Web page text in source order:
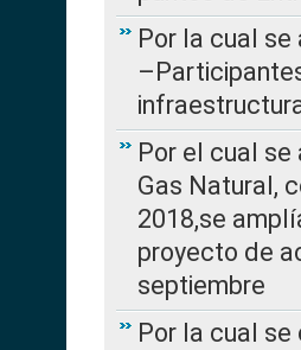
Por la cual se
Por el cual
Gas Natural,
2018,se
proyecto de
septiembre
Por la cual se